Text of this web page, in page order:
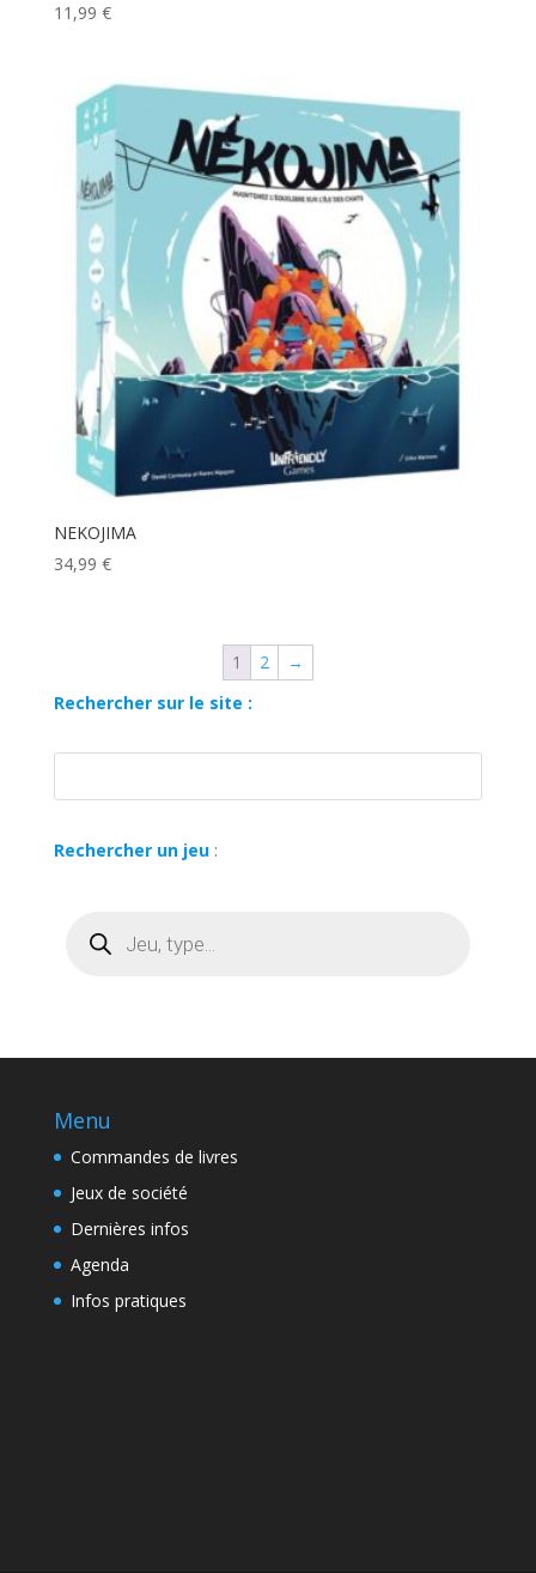
11,99 €
NEKOJIMA
34,99 €
1 2
→
Rechercher sur le site :
Rechercher un jeu:
produits
Menu
Commandes de livres
Jeux de société
Dernières infos
Agenda
Infos pratiques